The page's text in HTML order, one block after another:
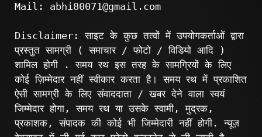
Mail: abhi80071@gmail.com
Disclaimer: साइट के कुछ तत्वों में उपयोगकर्ताओं द्वारा
प्रस्तुत सामग्री ( समाचार / फोटो / विडियो आदि )
शामिल होगी . समय रथ इस तरह के सामग्रियों के लिए
कोई ज़िम्मेदार नहीं स्वीकार करता है। समय रथ में प्रकाशित
ऐसी सामग्री के लिए संवाददाता / खबर देने वाला स्वयं
जिम्मेदार होगा, समय रथ या उसके स्वामी, मुद्रक,
प्रकाशक, संपादक की कोई भी जिम्मेदारी नहीं होगी. न्यूज़